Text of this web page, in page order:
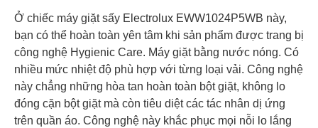
Ở chiếc máy giặt sấy Electrolux EWW1024P5WB này,
bạn có thể hoàn toàn yên tâm khi sản phẩm được trang bị
công nghệ Hygienic Care. Máy giặt bằng nước nóng. Có
nhiều mức nhiệt độ phù hợp với từng loại vải. Công nghệ
này chẳng những hòa tan hoàn toàn bột giặt, không lo
đóng cặn bột giặt mà còn tiêu diệt các tác nhân dị ứng
trên quần áo. Công nghệ này khắc phục mọi nỗi lo lắng